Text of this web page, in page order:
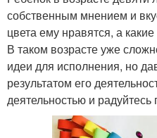
Поделки в садик
собственным мнением и
цвета ему нравятся, а
В таком возрасте уже
идеи для исполнения, но
результатом его
деятельностью и радуйтесь